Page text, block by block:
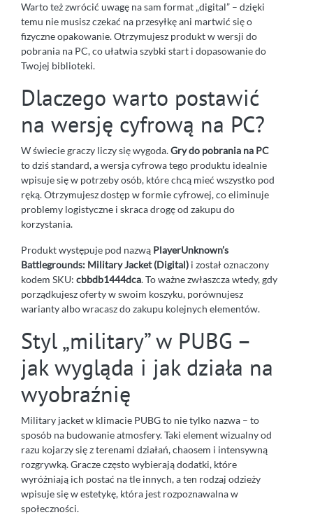
Warto też zwrócić uwagę na sam format „digital” – dzięki
temu nie musisz czekać na przesyłkę ani martwić się o
fizyczne opakowanie. Otrzymujesz produkt w wersji do
pobrania na PC, co ułatwia szybki start i dopasowanie do
Twojej biblioteki.
Dlaczego warto postawić
na wersję cyfrową na PC?
W świecie graczy liczy się wygoda.Gry do pobrania na PC
to dziś standard, a wersja cyfrowa tego produktu idealnie
wpisuje się w potrzeby osób, które chcą mieć wszystko pod
ręką. Otrzymujesz dostęp w formie cyfrowej, co eliminuje
problemy logistyczne i skraca drogę od zakupu do
korzystania.
Produkt występuje pod nazwą PlayerUnknown’s
Battlegrounds: Military Jacket (Digital) i został oznaczony
kodem SKU: cbbdb1444dca. To ważne zwłaszcza wtedy, gdy
porządkujesz oferty w swoim koszyku, porównujesz
warianty albo wracasz do zakupu kolejnych elementów.
Styl „military” w PUBG –
jak wygląda i jak działa na
wyobraźnię
Military jacket w klimacie PUBG to nie tylko nazwa – to
sposób na budowanie atmosfery. Taki element wizualny od
razu kojarzy się z terenami działań, chaosem i intensywną
rozgrywką. Gracze często wybierają dodatki, które
wyróżniają ich postać na tle innych, a ten rodzaj odzieży
wpisuje się w estetykę, która jest rozpoznawalna w
społeczności.